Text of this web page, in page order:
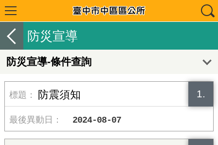
防災宣導
防災宣導-條件查詢
1.
防震須知
2024-08-07